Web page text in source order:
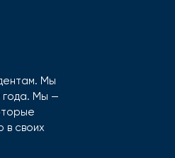
Мы
года. Мы —
в своих